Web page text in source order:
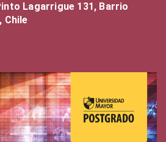
Lagarrigue 131, Barrio
Chile